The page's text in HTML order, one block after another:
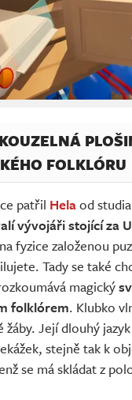
FOLKLÓRU
patřil Helaod
vývojáři stojící za
fyzice založenou
Tady se také
magický
folklórem. Klubko
žáby. Její dlouhý
stejně tak k
se má skládat z